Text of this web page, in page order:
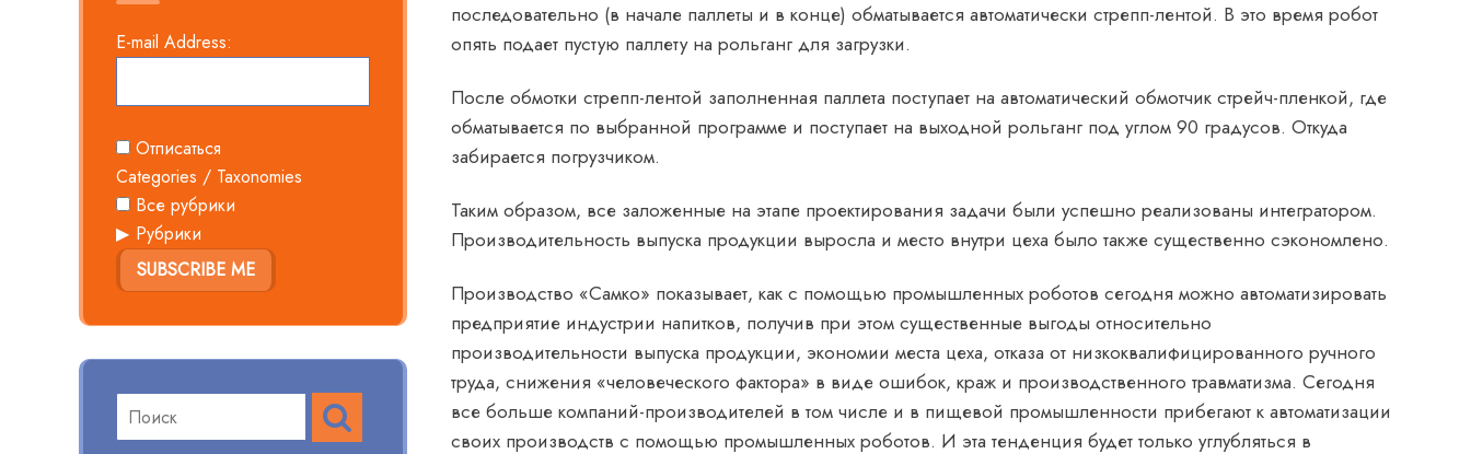
последовательно (в начале паллеты и в конце) обматывается автоматически стрепп-лентой. В это время робот
опять подает пустую паллету на рольганг для загрузки.
После обмотки стрепп-лентой заполненная паллета поступает на автоматический обмотчик стрейч-пленкой, где
обматывается по выбранной программе и поступает на выходной рольганг под углом 90 градусов. Откуда
забирается погрузчиком.
Таким образом, все заложенные на этапе проектирования задачи были успешно реализованы интегратором.
Производительность выпуска продукции выросла и место внутри цеха было также существенно сэкономлено.
Производство «Самко» показывает, как с помощью промышленных роботов сегодня можно автоматизировать
предприятие индустрии напитков, получив при этом существенные выгоды относительно
производительности выпуска продукции, экономии места цеха, отказа от низкоквалифицированного ручного
труда, снижения «человеческого фактора» в виде ошибок, краж и производственного травматизма. Сегодня
все больше компаний-производителей в том числе и в пищевой промышленности прибегают к автоматизации
своих производств с помощью промышленных роботов. И эта тенденция будет только углубляться в
E-mail Address:
Отписаться
Categories / Taxonomies
Все рубрики
Рубрики
SUBSCRIBE ME
Поиск
по:
ПОИСК